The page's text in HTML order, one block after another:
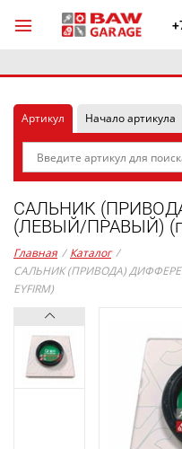
Артикул Начало артикула
САЛЬНИК
(ЛЕВЫЙ/ПРАВЫЙ)
Главная / Каталог /
САЛЬНИК (ПРИВОДА)
EYFIRM)